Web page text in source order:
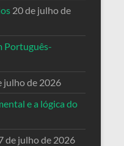
20 de julho de
Português-
julho de 2026
e a lógica do
de julho de 2026